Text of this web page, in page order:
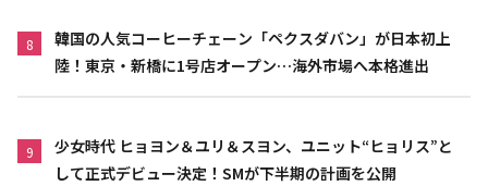
8
韓国の人気コーヒーチェーン「ペクスダバン」が日本初上
陸！東京・新橋に1号店オープン…海外市場へ本格進出
9
少女時代 ヒョヨン＆ユリ＆スヨン、ユニット“ヒョリス”と
して正式デビュー決定！SMが下半期の計画を公開